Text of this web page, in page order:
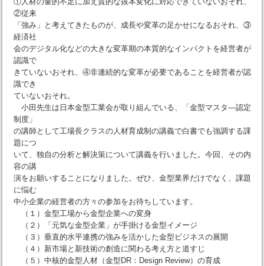
②従来
「強み」と考えてきたものが、成長や変革の足かせになるおそれ、③
経済社
会のデジタル化などの大きな変革期の本質的なインパクトを経営者が
認識で
きていないおそれ、④非連続的な変革が必要であることを経営者が認
識でき
ていないおそれ。
小田先生は日本金型工業会が取り組んでいる、「金型マスタ―認定
制度」
の講師として工場長クラスの人材育成制の講義で白書でも強調する課
題につ
いて、独自の分析と解決策について講義を行いました。今回、その内
容の講
演をお願いすることになりました。ぜひ、金型業界だけでなく、課題
に悩む
中小企業の経営者の方々の参加をお待ちしています。
（１）金型工場から金型企業への変身
（２）「元気な金型企業」が手掛ける金型イメージ
（３）垂直的水平連携の強みを活かした金型ビジネスの展開
（４）新市場と新技術の創造に関わる考え方と道すじ
（５）中核的金型人材（金型DR：Design Review）の育成